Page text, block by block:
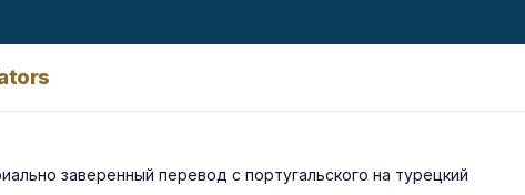
заверенный перевод с португальского на турецкий